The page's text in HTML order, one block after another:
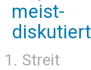
meist-
diskutiert
Streit